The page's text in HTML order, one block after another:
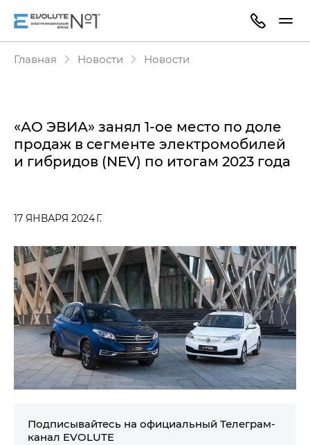
Главная Новости Новости
«АО ЭВИА» занял 1-ое место по доле
продаж в сегменте электромобилей
и гибридов (NEV) по итогам 2023 года
17 ЯНВАРЯ 2024 Г.
Подписывайтесь на официальный Телеграм-
канал EVOLUTE